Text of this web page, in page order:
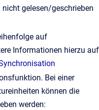
gelesen/geschrieben
auf
Informationen hierzu auf
Bei einer
können die
werden: